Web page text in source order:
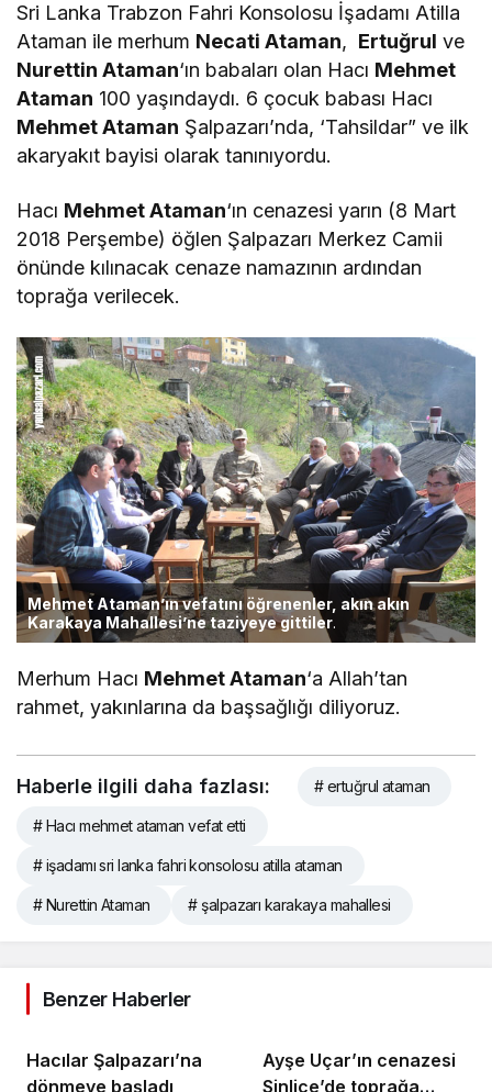
Sri Lanka Trabzon Fahri Konsolosu İşadamı Atilla
Ataman ile merhum Necati Ataman, Ertuğrul ve
Nurettin Ataman‘ın babaları olan Hacı Mehmet
Ataman 100 yaşındaydı. 6 çocuk babası Hacı
Mehmet Ataman Şalpazarı’nda, ‘Tahsildar” ve ilk
akaryakıt bayisi olarak tanınıyordu.
Hacı Mehmet Ataman‘ın cenazesi yarın (8 Mart
2018 Perşembe) öğlen Şalpazarı Merkez Camii
önünde kılınacak cenaze namazının ardından
toprağa verilecek.
Mehmet Ataman’ın vefatını öğrenenler, akın akın
Karakaya Mahallesi’ne taziyeye gittiler.
Merhum Hacı Mehmet Ataman‘a Allah’tan
rahmet, yakınlarına da başsağlığı diliyoruz.
Haberle ilgili daha fazlası: # ertuğrul ataman
# Hacı mehmet ataman vefat etti
# işadamı sri lanka fahri konsolosu atilla ataman
# Nurettin Ataman # şalpazarı karakaya mahallesi
Benzer Haberler
Hacılar Şalpazarı’na
dönmeye başladı
Ayşe Uçar’ın cenazesi
Sinlice’de toprağa